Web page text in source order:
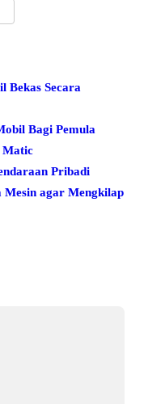
Bekas Secara
Bagi Pemula
Matic
Pribadi
agar Mengkilap